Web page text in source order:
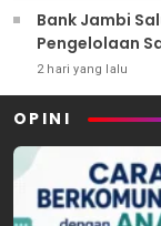
Bank Jambi
Pengelolaan
2 hari yang lalu
OPINI